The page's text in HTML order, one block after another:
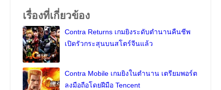
เรื่องที่เกี่ยวข้อง
Contra Returns เกมยิงระดับตำนานคืนชีพ
เปิดรัวกระสุนบนสโตร์จีนแล้ว
Contra Mobile เกมยิงในตำนาน เตรียมพอร์ต
ลงมือถือโดยฝีมือ Tencent